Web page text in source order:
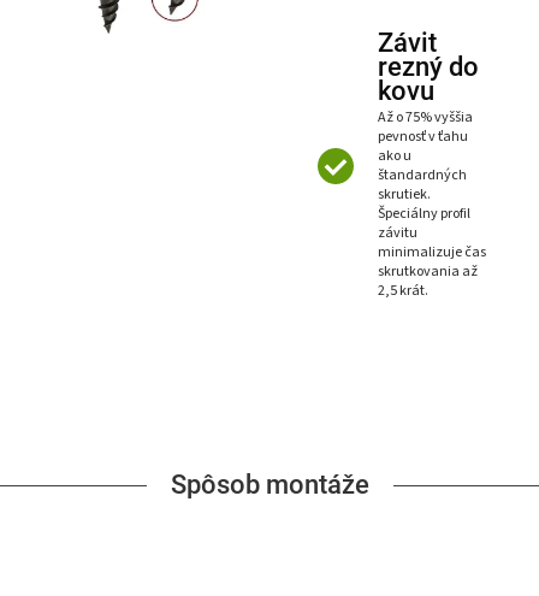
Závit
rezný do
kovu
Až o 75% vyššia
pevnosť v ťahu
ako u
štandardných
skrutiek.
Špeciálny profil
závitu
minimalizuje čas
skrutkovania až
2,5 krát.
Spôsob montáže